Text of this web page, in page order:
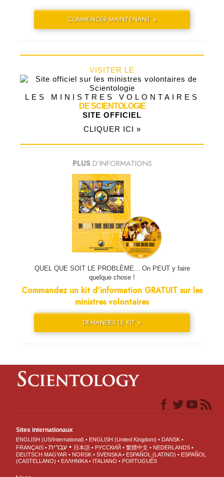
COMMENCER MAINTENANT »
VISITER LE
LES MINISTRES VOLONTAIRES
DE SCIENTOLOGIE
SITE OFFICIEL
CLIQUER ICI »
PLUS D’INFORMATIONS
QUEL QUE SOIT LE PROBLÈME... On PEUT y faire
quelque chose !
Commandez un kit d’information GRATUIT sur les
ministres volontaires
DEMANDER LE KIT »
Sites internationaux
ENGLISH (US/International) ENGLISH (United Kingdom)
DANSK
FRANÇAIS
עברית 日本語 РУССКИЙ 繁體中文
NEDERLANDS
DEUTSCH MAGYAR NORSK SVENSKA ESPAÑOL (LATINO)
ESPAÑOL
(CASTELLANO)
ΕΛΛΗΝΙΚA ITALIANO PORTUGUÊS